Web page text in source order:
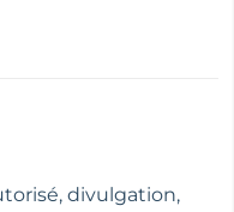
divulgation,